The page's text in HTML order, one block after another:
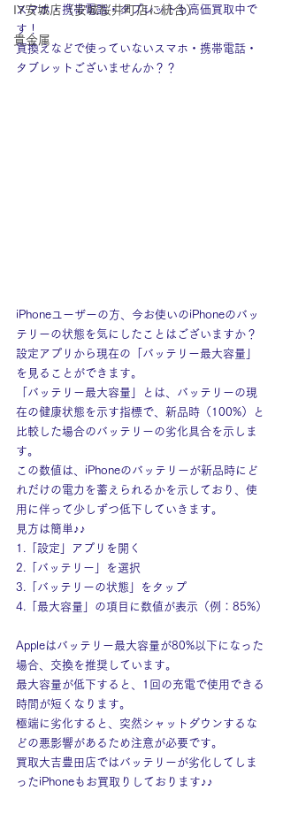
IY安城店（安城桜井町店に統合）
貴金属
スマホ・携帯電話・タブレットも高価買取中で
す！
買換えなどで使っていないスマホ・携帯電話・
タブレットございませんか？？
iPhoneユーザーの方、今お使いのiPhoneのバッ
テリーの状態を気にしたことはございますか？
設定アプリから現在の「バッテリー最大容量」
を見ることができます。
「バッテリー最大容量」とは、バッテリーの現
在の健康状態を示す指標で、新品時（100%）と
比較した場合のバッテリーの劣化具合を示しま
す。
この数値は、iPhoneのバッテリーが新品時にど
れだけの電力を蓄えられるかを示しており、使
用に伴って少しずつ低下していきます。
見方は簡単♪♪
1.「設定」アプリを開く
2.「バッテリー」を選択
3.「バッテリーの状態」をタップ
4.「最大容量」の項目に数値が表示（例：85%）
Appleはバッテリー最大容量が80%以下になった
場合、交換を推奨しています。
最大容量が低下すると、1回の充電で使用できる
時間が短くなります。
極端に劣化すると、突然シャットダウンするな
どの悪影響があるため注意が必要です。
買取大吉豊田店ではバッテリーが劣化してしま
ったiPhoneもお買取りしております♪♪